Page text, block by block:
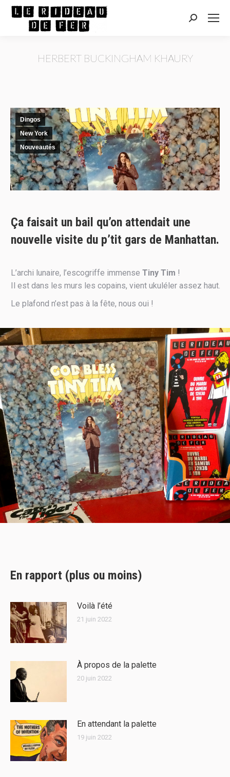
Recherche
HERBERT BUCKINGHAM KHAURY
Dingos
New York
Nouveautés
Ça faisait un bail qu’on attendait une
nouvelle visite du p’tit gars de Manhattan.
L’archi lunaire, l’escogriffe immense Tiny Tim !
Il est dans les murs les copains, vient ukuléler assez haut.
Le plafond n’est pas à la fête, nous oui !
En rapport (plus ou moins)
Voilà l’été
21 juin 2022
À propos de la palette
20 juin 2022
En attendant la palette
19 juin 2022